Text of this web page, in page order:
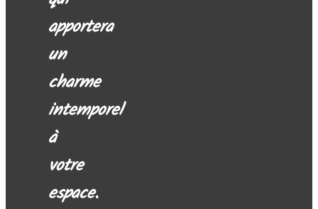
apportera
un
charme
intemporel
à
votre
espace.